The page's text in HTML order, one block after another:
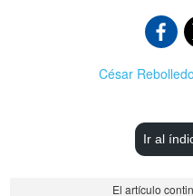
César Rebolledo
Ir al